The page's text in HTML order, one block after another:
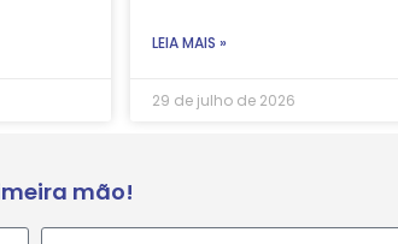
LEIA MAIS »
29 de julho de 2026
mão!